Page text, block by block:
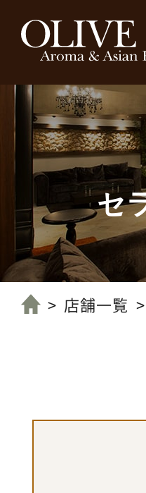
店舗
セ
店舗一覧